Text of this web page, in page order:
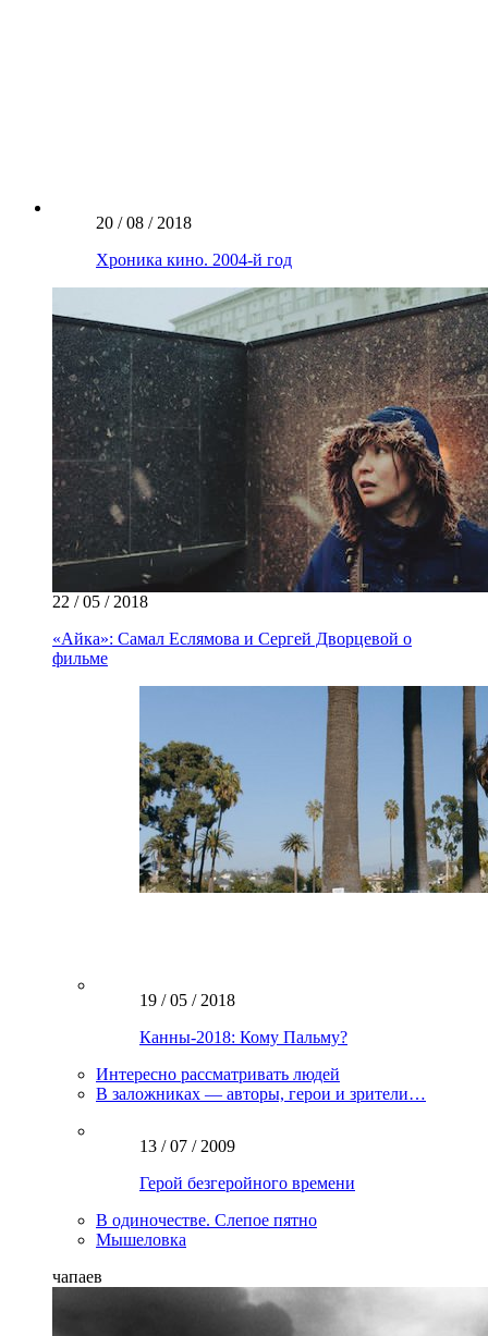
20 / 08 / 2018
Хроника кино. 2004-й год
22 / 05 / 2018
«Айка»: Самал Еслямова и Сергей Дворцевой о
фильме
19 / 05 / 2018
Канны-2018: Кому Пальму?
Интересно рассматривать людей
В заложниках — авторы, герои и зрители…
13 / 07 / 2009
Герой безгеройного времени
В одиночестве. Слепое пятно
Мышеловка
чапаев